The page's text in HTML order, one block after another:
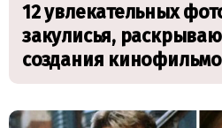
12 увлекательных
закулисья,
создания